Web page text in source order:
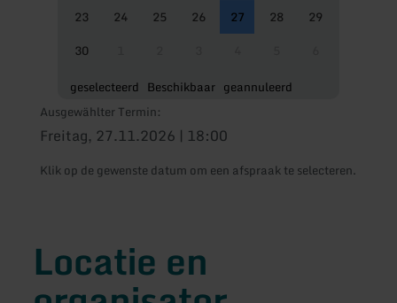
23
24 25 26 27 28
29
30
geselecteerd Beschikbaar geannuleerd
Ausgewählter Termin:
Freitag, 27.11.2026 | 18:00
Klik op de gewenste datum om een afspraak te selecteren.
Locatie en